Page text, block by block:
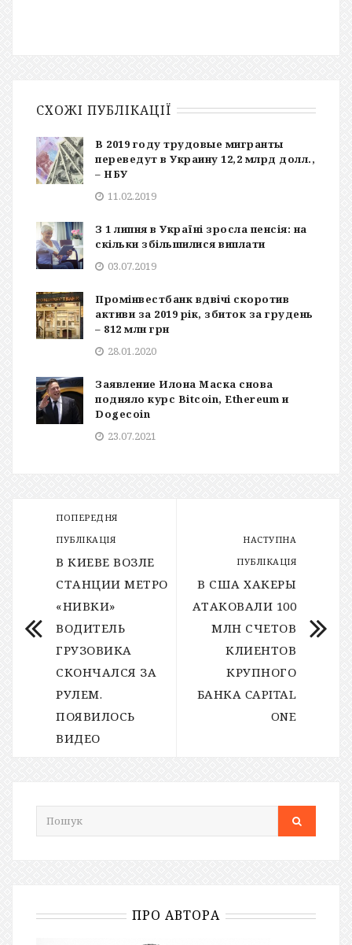
СХОЖІ ПУБЛІКАЦІЇ
В 2019 году трудовые мигранты
переведут в Украину 12,2 млрд долл.,
– НБУ
11.02.2019
З 1 липня в Україні зросла пенсія: на
скільки збільшилися виплати
03.07.2019
Промінвестбанк вдвічі скоротив
активи за 2019 рік, збиток за грудень
– 812 млн грн
28.01.2020
Заявление Илона Маска снова
подняло курс Bitcoin, Ethereum и
Dogecoin
23.07.2021
ПОПЕРЕДНЯ
ПУБЛІКАЦІЯ
В КИЕВЕ ВОЗЛЕ
СТАНЦИИ МЕТРО
«НИВКИ»
ВОДИТЕЛЬ
ГРУЗОВИКА
СКОНЧАЛСЯ ЗА
РУЛЕМ.
ПОЯВИЛОСЬ
ВИДЕО
НАСТУПНА
ПУБЛІКАЦІЯ
В США ХАКЕРЫ
АТАКОВАЛИ 100
МЛН СЧЕТОВ
КЛИЕНТОВ
КРУПНОГО
БАНКА CAPITAL
ONE
ПРО АВТОРА